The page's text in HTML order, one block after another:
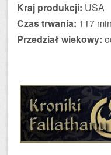
Kraj produkcji: USA
Czas trwania: 117 min
Przedział wiekowy: